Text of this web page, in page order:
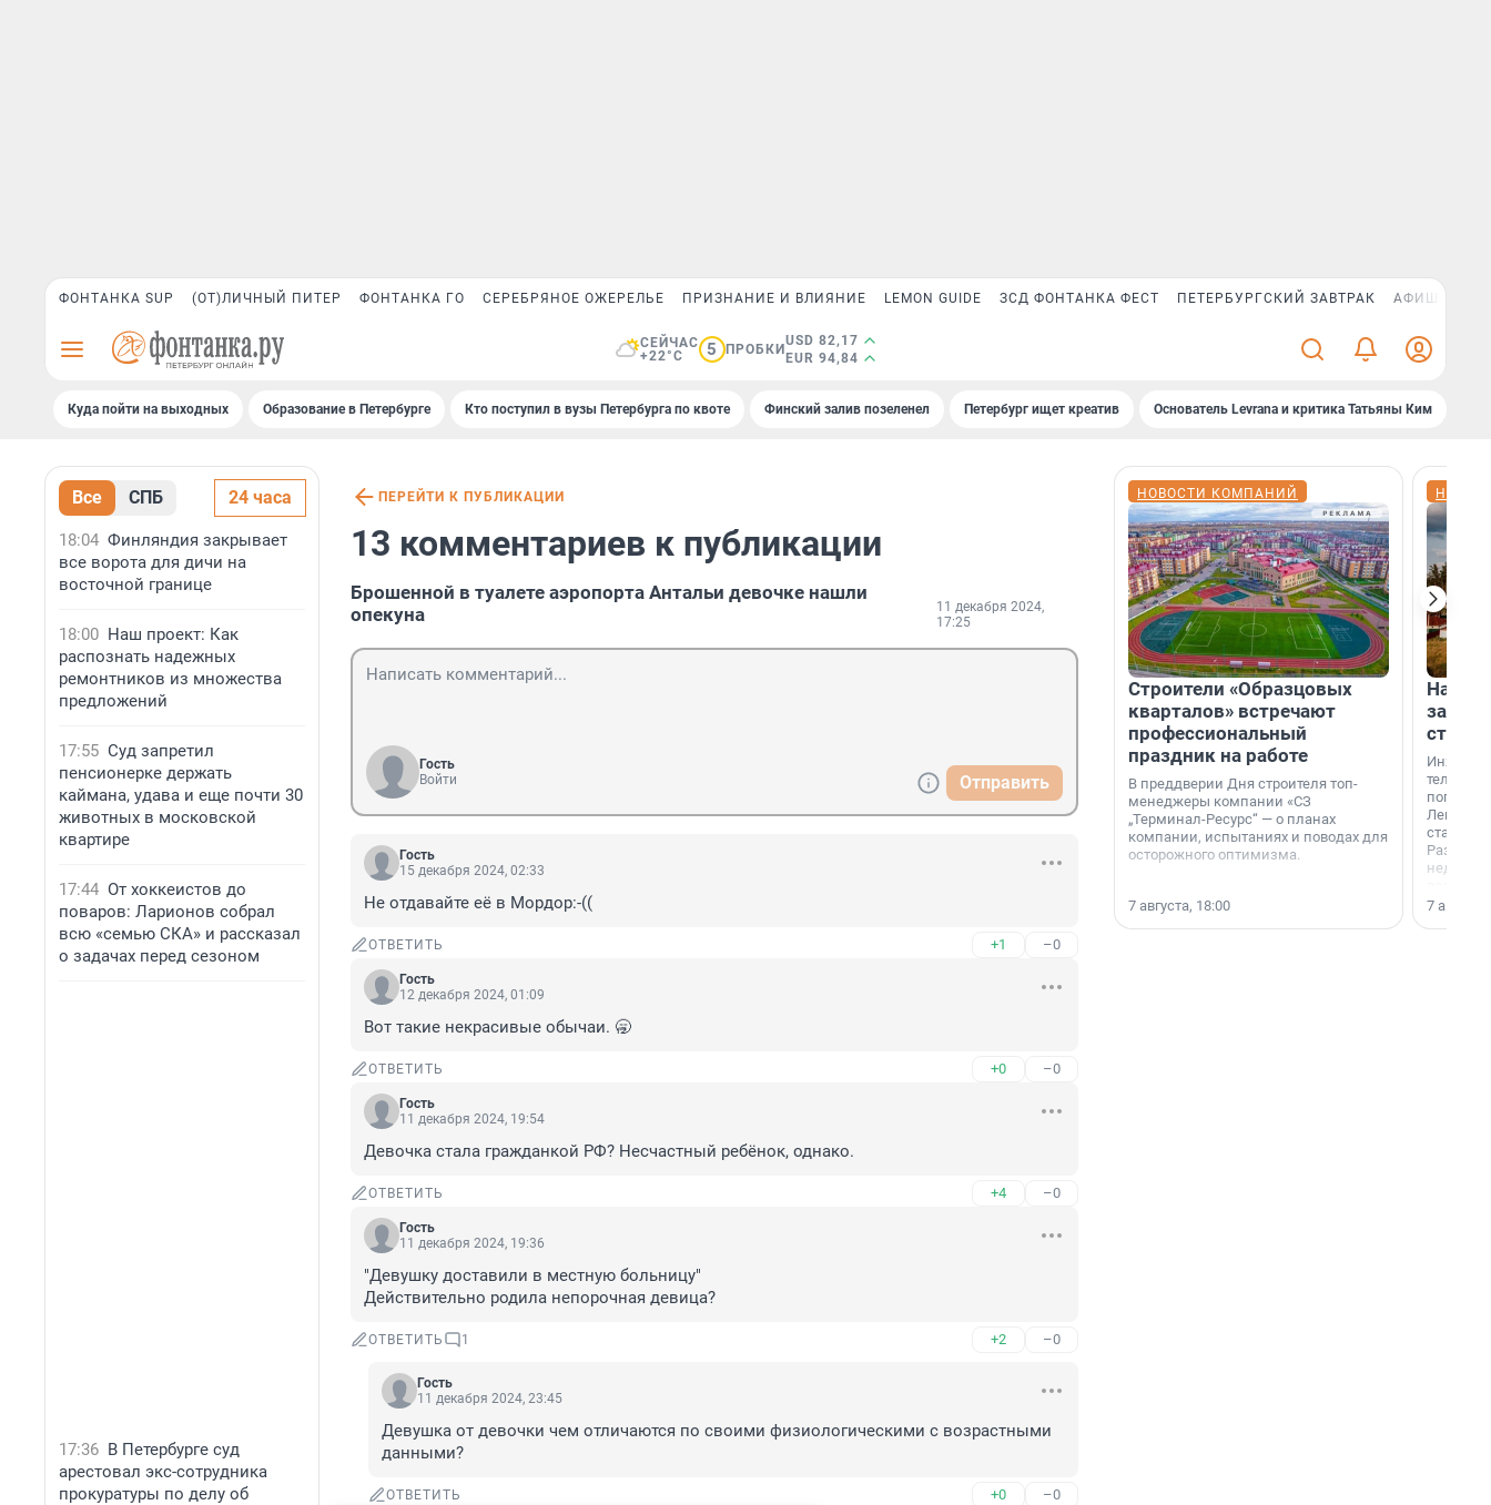
ФОНТАНКА SUP (ОТ)ЛИЧНЫЙ ПИТЕР ФОНТАНКА ГО СЕРЕБРЯНОЕ ОЖЕРЕЛЬЕ ПРИЗНАНИЕ И ВЛИЯНИЕ LEMON GUIDE ЗСД ФОНТАНКА ФЕСТ ПЕТЕРБУРГСКИЙ ЗАВТРАК АФИША PLUS
СЕЙЧАС
+22°C
5 ПРОБКИ
USD 82,17
EUR 94,84
Куда пойти на выходных Образование в Петербурге Кто поступил в вузы Петербурга по квоте Финский залив позеленел Петербург ищет креатив Основатель Levrana и критика Татьяны Ким
Все СПБ 24 часа
18:04 Финляндия закрывает
все ворота для дичи на
восточной границе
18:00 Наш проект: Как
распознать надежных
ремонтников из множества
предложений
17:55 Суд запретил
пенсионерке держать
каймана, удава и еще почти 30
животных в московской
квартире
17:44 От хоккеистов до
поваров: Ларионов собрал
всю «семью СКА» и рассказал
о задачах перед сезоном
17:36 В Петербурге суд
арестовал экс-сотрудника
прокуратуры по делу об
ПЕРЕЙТИ К ПУБЛИКАЦИИ
13 комментариев к публикации
Брошенной в туалете аэропорта Антальи девочке нашли
опекуна
11 декабря 2024,
17:25
Гость
Войти
Отправить
Гость
15 декабря 2024, 02:33
Не отдавайте её в Мордор:-((
ОТВЕТИТЬ +1 –0
Гость
12 декабря 2024, 01:09
Вот такие некрасивые обычаи. 🥱
ОТВЕТИТЬ +0 –0
Гость
11 декабря 2024, 19:54
Девочка стала гражданкой РФ? Несчастный ребёнок, однако.
ОТВЕТИТЬ +4 –0
Гость
11 декабря 2024, 19:36
"Девушку доставили в местную больницу"
Действительно родила непорочная девица?
ОТВЕТИТЬ 1 +2 –0
Гость
11 декабря 2024, 23:45
Девушка от девочки чем отличаются по своими физиологическими с возрастными
данными?
ОТВЕТИТЬ +0 –0
НОВОСТИ КОМПАНИЙ
Строители «Образцовых
кварталов» встречают
профессиональный
праздник на работе
В преддверии Дня строителя топ-
менеджеры компании «СЗ
„Терминал-Ресурс“ — о планах
компании, испытаниях и поводах для
осторожного оптимизма.
7 августа, 18:00
На
станции
7